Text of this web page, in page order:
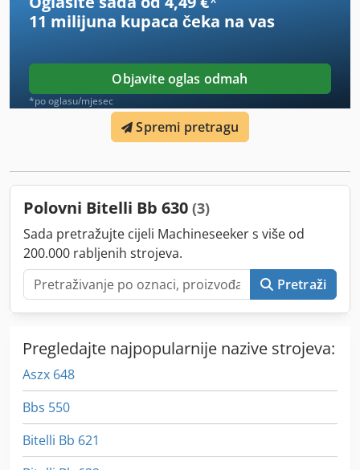
11 milijuna kupaca čeka na vas
Objavite oglas odmah
*po oglasu/mjesec
Spremi pretragu
Polovni Bitelli Bb 630 (3)
Sada pretražujte cijeli Machineseeker s više od
200.000 rabljenih strojeva.
Pretraži
Pregledajte najpopularnije nazive strojeva:
Aszx 648
Bbs 550
Bitelli Bb 621